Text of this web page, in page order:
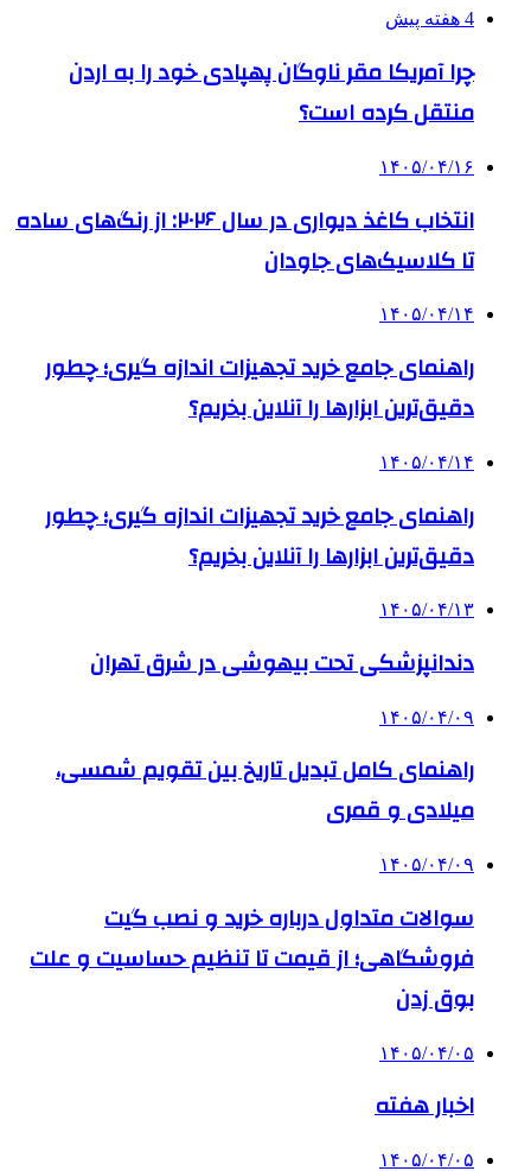
4 هفته پیش
چرا آمریکا مقر ناوگان پهپادی خود را به اردن
منتقل کرده است؟
۱۴۰۵/۰۴/۱۶
انتخاب کاغذ دیواری در سال ۲۰۲۶: از رنگ‌های ساده
تا کلاسیک‌های جاودان
۱۴۰۵/۰۴/۱۴
راهنمای جامع خرید تجهیزات اندازه گیری؛ چطور
دقیق‌ترین ابزارها را آنلاین بخریم؟
۱۴۰۵/۰۴/۱۴
راهنمای جامع خرید تجهیزات اندازه گیری؛ چطور
دقیق‌ترین ابزارها را آنلاین بخریم؟
۱۴۰۵/۰۴/۱۳
دندانپزشکی تحت بیهوشی در شرق تهران
۱۴۰۵/۰۴/۰۹
راهنمای کامل تبدیل تاریخ بین تقویم شمسی،
میلادی و قمری
۱۴۰۵/۰۴/۰۹
سوالات متداول درباره خرید و نصب گیت
فروشگاهی؛ از قیمت تا تنظیم حساسیت و علت
بوق زدن
۱۴۰۵/۰۴/۰۵
اخبار هفته
۱۴۰۵/۰۴/۰۵